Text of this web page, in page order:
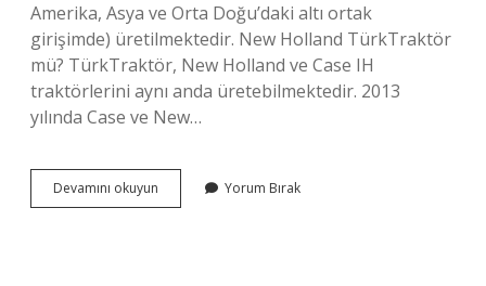
Amerika, Asya ve Orta Doğu’daki altı ortak
girişimde) üretilmektedir. New Holland TürkTraktör
mü? TürkTraktör, New Holland ve Case IH
traktörlerini aynı anda üretebilmektedir. 2013
yılında Case ve New…
Devamını okuyun
Holland
Yorum Bırak